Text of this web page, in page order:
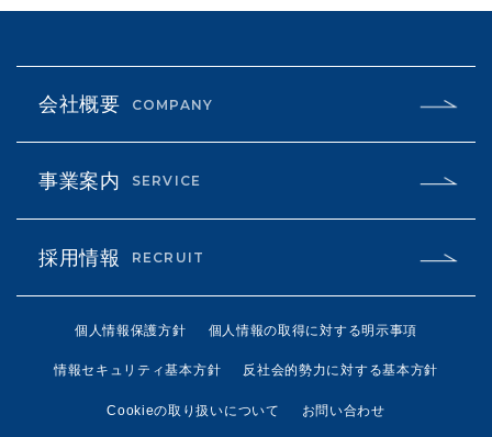
会社概要 COMPANY
事業案内 SERVICE
採用情報 RECRUIT
個人情報保護方針 個人情報の取得に対する明示事項
情報セキュリティ基本方針 反社会的勢力に対する基本方針
Cookieの取り扱いについて お問い合わせ